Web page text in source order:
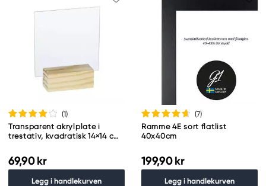
(1)
Transparent akrylplate i
trestativ, kvadratisk 14×14 cm,
69,90 kr
Legg i handlekurven
(7)
Ramme 4E sort flatlist
40x40cm
199,90 kr
Legg i handlekurven